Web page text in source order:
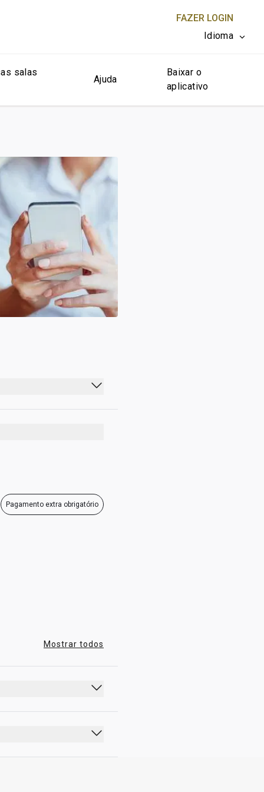
FAZER LOGIN
Idioma
salas
Ajuda
Baixar o
aplicativo
04:00 - 23:00
04:00 - 23:00
Pagamento extra obrigatório
Mostrar todos